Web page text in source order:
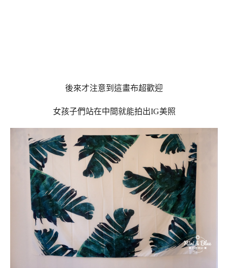
後來才注意到這畫布超歡迎
女孩子們站在中間就能拍出IG美照